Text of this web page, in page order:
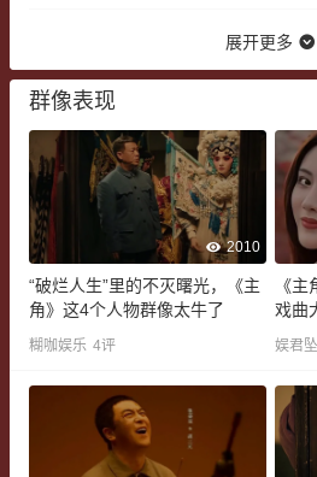
展开更多
群像表现
2010
“破烂人生”里的不灭曙光，《主
角》这4个人物群像太牛了
糊咖娱乐 4评
《
戏曲
虎藏
娱君